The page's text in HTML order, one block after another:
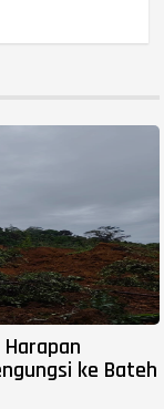
ke Bateh